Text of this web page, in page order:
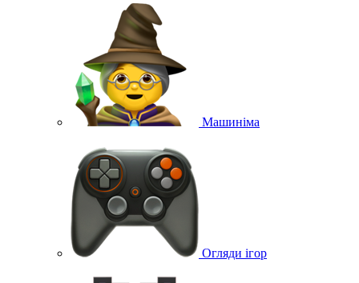
Машиніма
Огляди ігор